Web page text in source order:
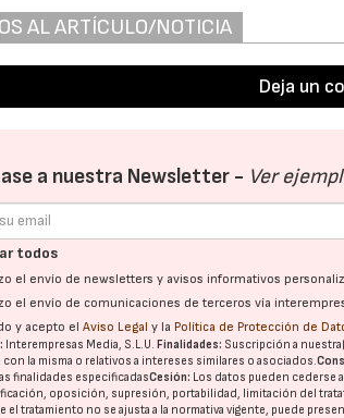
AL ARTÍCULO/NOTICIA
Deja un
a nuestra Newsletter - Ver
todos
el envío de newsletters y avisos informativos
el envío de comunicaciones de terceros vía
y acepto elAviso Legal y la Política de Protección de
Interempresas Media, S.L.U.Finalidades: Suscripción a
la misma o relativos a intereses similares o asociados.
finalidades especificadasCesión: Los datos pueden cederse
oposición, supresión, portabilidad, limitación del
el tratamiento no se ajusta a la normativa vigente, puede